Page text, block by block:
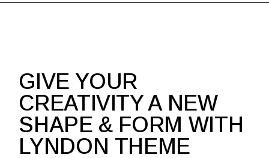
GIVE YOUR
CREATIVITY A NEW
SHAPE & FORM WITH
LYNDON THEME